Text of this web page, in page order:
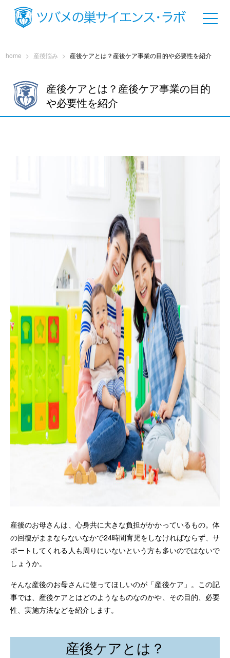
home > 産後悩み > 産後ケアとは？産後ケア事業の目的や必要性を紹介
産後ケアとは？産後ケア事業の目的
や必要性を紹介
産後のお母さんは、心身共に大きな負担がかかっているもの。体
の回復がままならないなかで24時間育児をしなければならず、サ
ポートしてくれる人も周りにいないという方も多いのではないで
しょうか。
そんな産後のお母さんに使ってほしいのが「産後ケア」。この記
事では、産後ケアとはどのようなものなのかや、その目的、必要
性、実施方法などを紹介します。
産後ケアとは？